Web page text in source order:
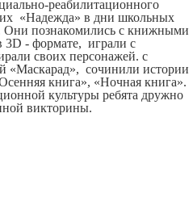
реабилитационного
«Надежда» в дни школьных
Они познакомились с книжными
- формате, играли с
своих персонажей. с
сочинили истории
книга», «Ночная книга».
культуры ребята дружно
викторины.